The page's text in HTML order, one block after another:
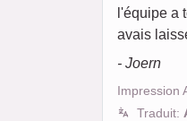
l'équipe a
avais
- Joern
Impression
Traduit: